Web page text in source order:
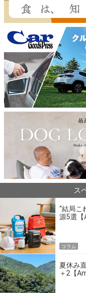
ス
“結局こ
源5選【
コラム
夏休み
＋2【